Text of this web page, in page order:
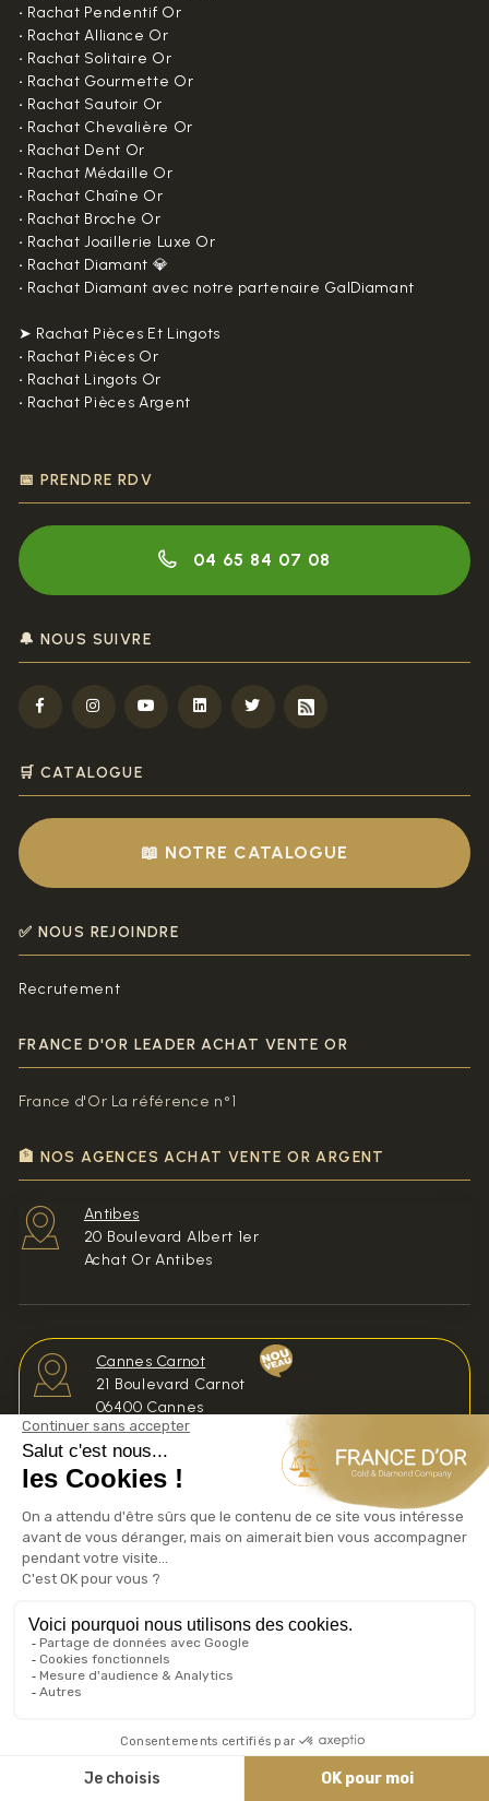
• Rachat Pendentif Or
• Rachat Alliance Or
• Rachat Solitaire Or
• Rachat Gourmette Or
• Rachat Sautoir Or
• Rachat Chevalière Or
• Rachat Dent Or
• Rachat Médaille Or
• Rachat Chaîne Or
• Rachat Broche Or
• Rachat Joaillerie Luxe Or
• Rachat Diamant 💎
• Rachat Diamant avec notre partenaire GalDiamant
➤ Rachat Pièces Et Lingots
• Rachat Pièces Or
• Rachat Lingots Or
• Rachat Pièces Argent
🏦 NOS AGENCES ACHAT VENTE OR ARGENT
Antibes
20 Boulevard Albert 1er
Achat Or Antibes
Cannes Carnot
21 Boulevard Carnot
06400 Cannes
Achat Or Cannes Carnot
31 Bd du Jeu de Ballon
Achat Or Grasse
Nice
38 Rue de France
Achat Or Nice
Vence
📅 PRENDRE RDV
04 65 84 07 08
🔔 NOUS SUIVRE
🛒 CATALOGUE
📖 NOTRE CATALOGUE
✅ NOUS REJOINDRE
Recrutement
FRANCE D'OR LEADER ACHAT VENTE OR
France d'Or La référence n°1